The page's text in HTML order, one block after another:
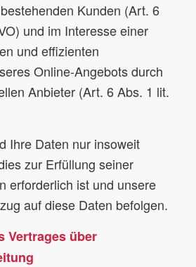
Kunden (Art. 6
und im Interesse einer
und effizienten
Online-Angebots durch
Anbieter (Art. 6 Abs. 1 lit.
Ihre Daten nur insoweit
zur Erfüllung seiner
erforderlich ist und unsere
auf diese Daten befolgen.
Vertrages über